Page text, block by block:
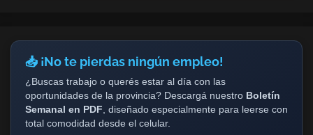
📥 ¡No te pierdas ningún empleo!
¿Buscas trabajo o querés estar al día con las
oportunidades de la provincia? Descargá nuestro Boletín
Semanal en PDF, diseñado especialmente para leerse con
total comodidad desde el celular.